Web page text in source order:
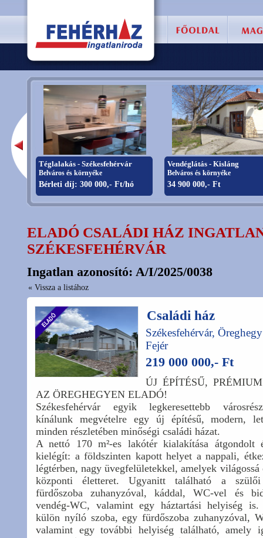
Téglalakás - Székesfehérvár
Belváros és környéke
Bérleti díj: 300 000,- Ft/hó
Vendéglátás - Kisláng
Belváros és környéke
34 900 000,- Ft
ELADÓ CSALÁDI HÁZ
SZÉKESFEHÉRVÁR
Ingatlan azonosító: A/I/2025/0038
« Vissza a listához
Családi ház
Székesfehérvár, Öreghegy
Fejér
219 000 000,- Ft
ÚJ ÉPÍTÉSŰ,
AZ ÖREGHEGYEN ELADÓ!
Székesfehérvár egyik legkeresettebb
kínálunk megvételre egy új építésű, modern,
minden részletében minőségi családi házat.
A nettó 170 m²-es lakótér kialakítása átgondolt
kielégít: a földszinten kapott helyet a nappali,
légtérben, nagy üvegfelületekkel, amelyek világossá
központi életteret. Ugyanitt található a
fürdőszoba zuhanyzóval, káddal, WC-vel és
vendég-WC, valamint egy háztartási helyiség
külön nyíló szoba, egy fürdőszoba zuhanyzóval,
valamint egy további helyiség található, amely